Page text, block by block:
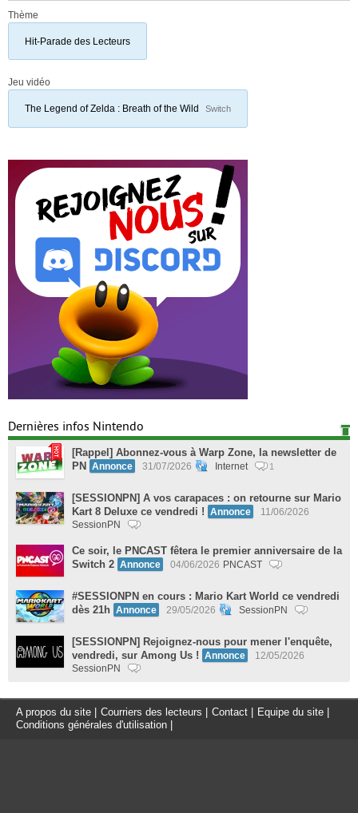
Thème
Hit-Parade des Lecteurs
Jeu vidéo
The Legend of Zelda : Breath of the Wild Switch
Dernières infos Nintendo
[Rappel] Abonnez-vous à Warp Zone, la newsletter de
PN Annonce 31/07/2026 Internet 1
[SESSIONPN] A vos carapaces : on retourne sur Mario
Kart 8 Deluxe ce vendredi !
Annonce
11/06/2026
SessionPN
Ce soir, le PNCAST fêtera le premier anniversaire de la
Switch 2 Annonce 04/06/2026 PNCAST
#SESSIONPN en cours : Mario Kart World ce vendredi
dès 21h Annonce 29/05/2026 SessionPN
[SESSIONPN] Rejoignez-nous pour mener l'enquête,
vendredi, sur Among Us !
Annonce
12/05/2026
SessionPN
A propos du site | Courriers des lecteurs | Contact | Equipe du site |
Conditions générales d'utilisation |